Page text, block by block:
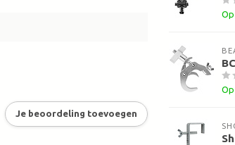
Je beoordeling toevoegen